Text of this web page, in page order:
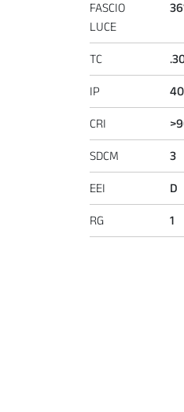
FASCIO
LUCE
TC
IP 40
CRI
SDCM 3
EEI D
RG 1